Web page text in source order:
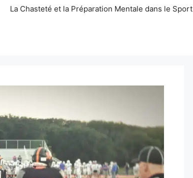
La Chasteté et la Préparation Mentale dans le Sport